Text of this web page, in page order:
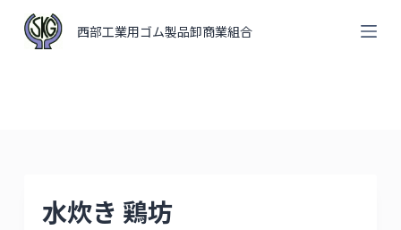
コ
ン
西部工業用ゴム製品卸商業組合
水炊き 鶏坊